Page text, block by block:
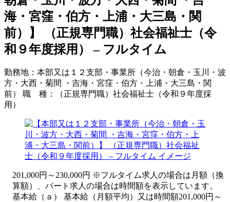
海・宮窪・伯方・上浦・大三島・関
前）】 （正規専門職）社会福祉士（令
和９年度採用） – フルタイム
勤務地： 本部又は１２支部・事業所（今治・朝倉・玉川・波
方・大西・菊間 ・吉海・宮窪・伯方・上浦・大三島・関
前） 職 種：
（正規専門職）社会福祉士（令和９年度採
用）
201,000円～230,000円 ※フルタイム求人の場合は月額（換
算額）、パート求人の場合は時間額を表示しています。
基本給（ａ） 基本給（月額平均）又は時間額201,000円～